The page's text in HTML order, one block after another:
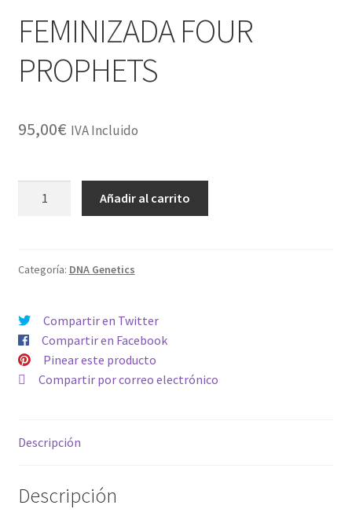
FEMINIZADA FOUR
PROPHETS
95,00€ IVA Incluido
Añadir al carrito
Categoría: DNA Genetics
Compartir en Twitter
Compartir en Facebook
Pinear este producto
Compartir por correo electrónico
Descripción
Descripción